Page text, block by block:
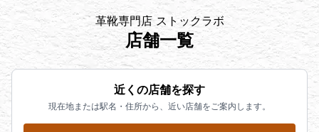
革靴専門店 ストックラボ
店舗一覧
近くの店舗を探す
現在地または駅名・住所から、近い店舗をご案内します。